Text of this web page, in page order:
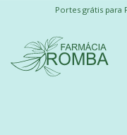
Portes grátis para